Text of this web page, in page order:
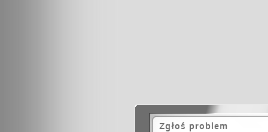
Zgłoś problem